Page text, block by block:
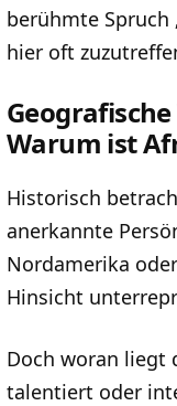
berühmte Spruch
hier oft
Warum ist
Historisch
anerkannte
Nordamerika
Hinsicht
Doch woran liegt
talentiert oder